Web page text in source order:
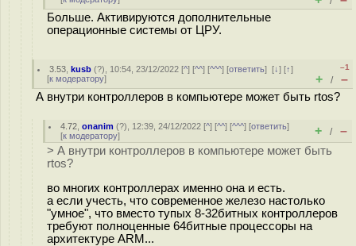
Больше. Активируются дополнительные
операционные системы от ЦРУ.
3.53 ,kusb (?), 10:54, 23/12/2022 [^] [^^] [^^^] [ответить][↓] [↑]
[к модератору]
–1
+ / –
А внутри контроллеров в компьютере может быть rtos?
4.72 ,onanim (?), 12:39, 24/12/2022 [^] [^^] [^^^] [ответить]
[к модератору] + / –
> А внутри контроллеров в компьютере может быть
rtos?
во многих контроллерах именно она и есть.
а если учесть, что современное железо настолько
"умное", что вместо тупых 8-32битных контроллеров
требуют полноценные 64битные процессоры на
архитектуре ARM...